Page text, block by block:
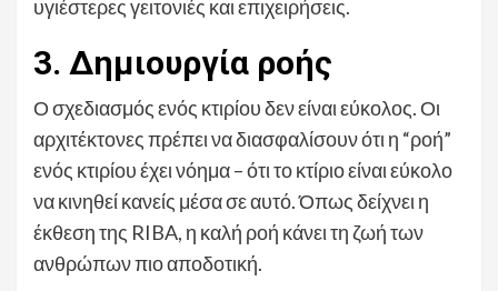
υγιέστερες γειτονιές και επιχειρήσεις.
3. Δημιουργία ροής
Ο σχεδιασμός ενός κτιρίου δεν είναι εύκολος. Οι
αρχιτέκτονες πρέπει να διασφαλίσουν ότι η “ροή”
ενός κτιρίου έχει νόημα – ότι το κτίριο είναι εύκολο
να κινηθεί κανείς μέσα σε αυτό. Όπως δείχνει η
έκθεση της RIBA, η καλή ροή κάνει τη ζωή των
ανθρώπων πιο αποδοτική.